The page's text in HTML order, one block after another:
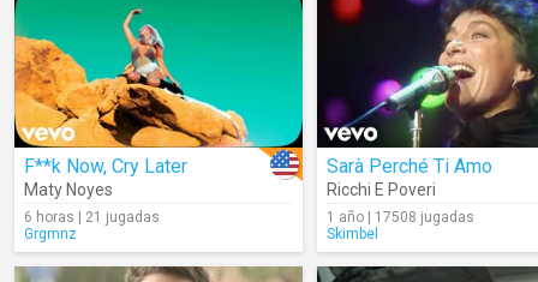
F**k Now, Cry Later
Maty Noyes
6 horas | 21 jugadas
Grgmnz
Sarà Perché Ti Amo
Ricchi E Poveri
1 año | 17508 jugadas
Skimbel